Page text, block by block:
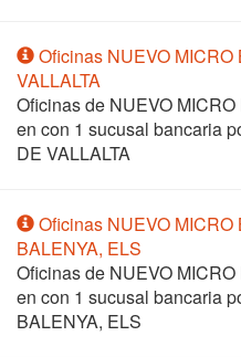
Oficinas NUEVO
VALLALTA
Oficinas de NUEVO
en con 1 sucusal bancaria
DE VALLALTA
Oficinas NUEVO
BALENYA, ELS
Oficinas de NUEVO
en con 1 sucusal bancaria
BALENYA, ELS